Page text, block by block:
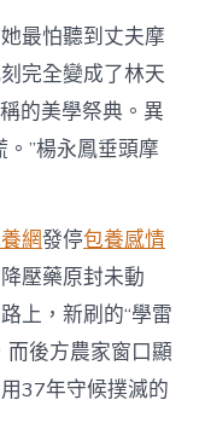
最怕聽到丈夫摩
完全變成了林天
的美學祭典。異
”楊永鳳垂頭摩
網發停包養感情
壓藥原封未動
上，新刷的“學雷
而後方農家窗口顯
37年守候撲滅的